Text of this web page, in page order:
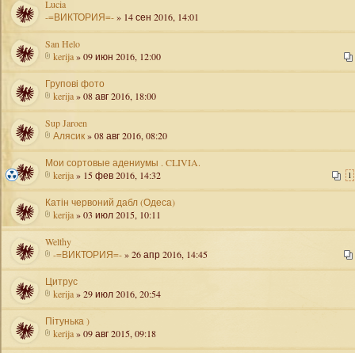
Lucia
-=ВИКТОРИЯ=-» 14 сен 2016, 14:01
San Helo
kerija» 09 июн 2016, 12:00
Групові фото
kerija» 08 авг 2016, 18:00
Sup Jaroen
Алясик» 08 авг 2016, 08:20
Мои сортовые адениумы . CLIVIA.
1
kerija» 15 фев 2016, 14:32
Катін червоний дабл (Одеса)
kerija» 03 июл 2015, 10:11
Welthy
-=ВИКТОРИЯ=-» 26 апр 2016, 14:45
Цитрус
kerija» 29 июл 2016, 20:54
Пітунька )
kerija» 09 авг 2015, 09:18